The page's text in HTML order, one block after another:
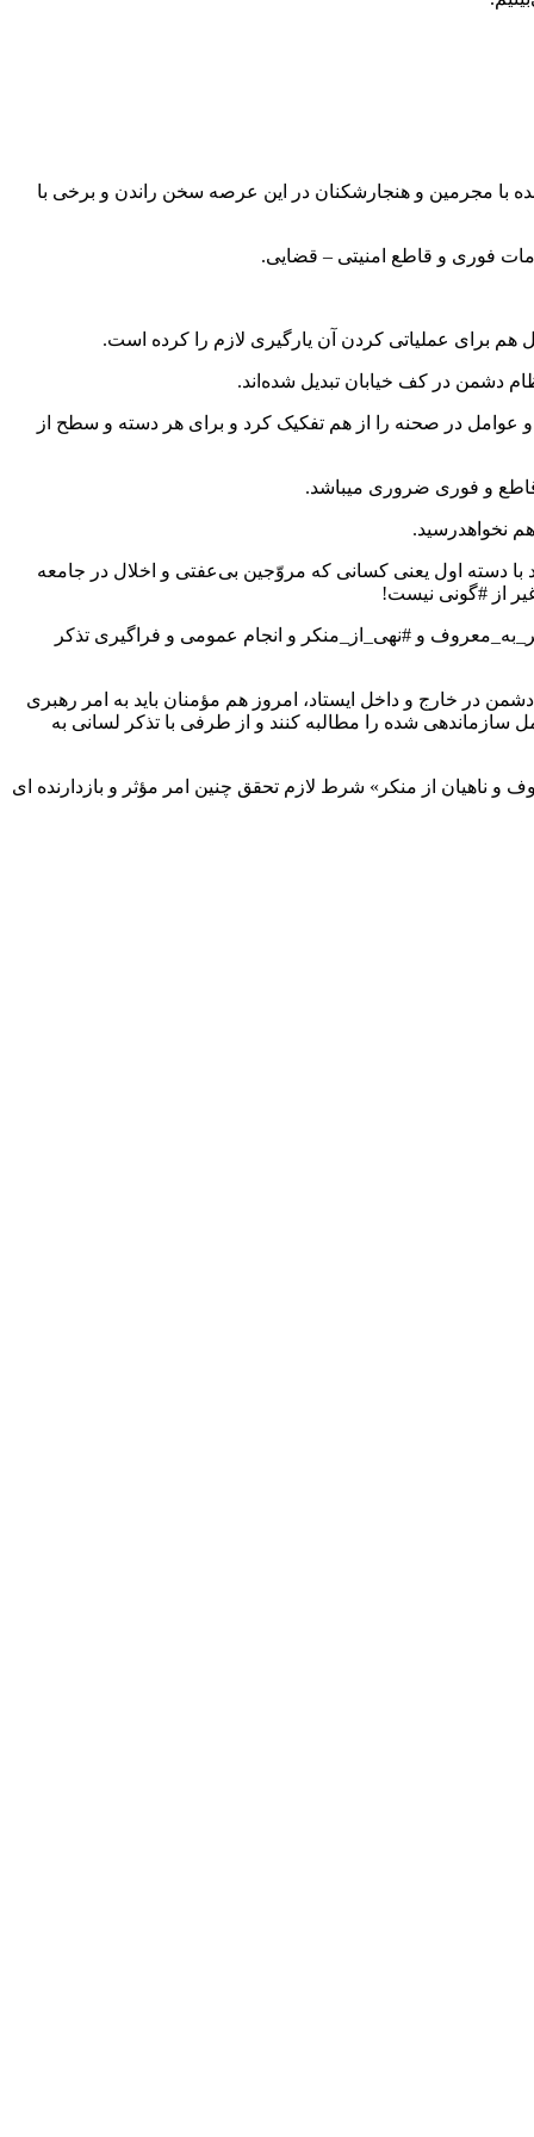
با مجرمین و هنجارشکنان در این عرصه سخن راندن و برخی با
فوری و قاطع امنیتی – قضایی.
و عوامل در صحنه را از هم تفکیک کرد و برای هر دسته و سطح از
قاطع و فوری ضروری میباشد.
نخواهدرسید.
با دسته اول یعنی کسانی که مروّجین بی‌عفتی و اخلال در جامعه
از #گونی نیست!
و #نهی_از_منکر و انجام عمومی و فراگیری تذکر
کرد، طاغوت را شکست، نظام اسلامی تشکیل داد و با همت همین مردم ۱۰ سال مقابل تجاوز دشمن در خارج و داخل ایستاد، امروز هم مؤمنان باید به امر رهبری
سازماندهی شده را مطالبه کنند و از طرفی با تذکر لسانی به
ناهیان از منکر» شرط لازم تحقق چنین امر مؤثر و بازدارنده ای